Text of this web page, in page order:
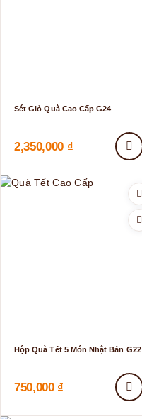
Sét Giỏ Quà Cao Cấp G24
2,350,000 ₫
Hộp Quà Tết 5 Món Nhật Bản G22
750,000 ₫